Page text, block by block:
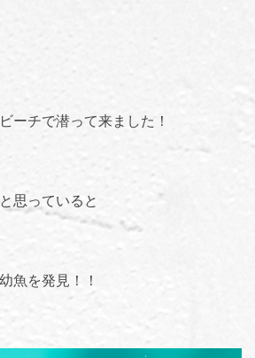
ーチで潜って来ました！
思っていると
魚を発見！！